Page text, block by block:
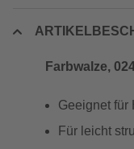
Farbwalze,
Geeignet für
Für leicht